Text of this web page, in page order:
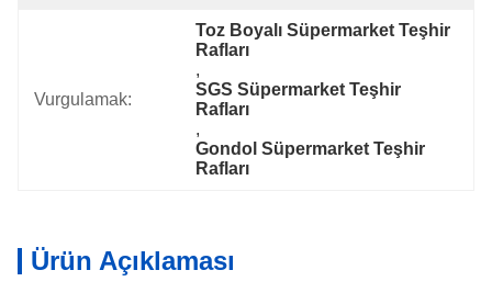
Vurgulamak:
Toz Boyalı Süpermarket Teşhir
Rafları
,
SGS Süpermarket Teşhir
Rafları
,
Gondol Süpermarket Teşhir
Rafları
Ürün Açıklaması